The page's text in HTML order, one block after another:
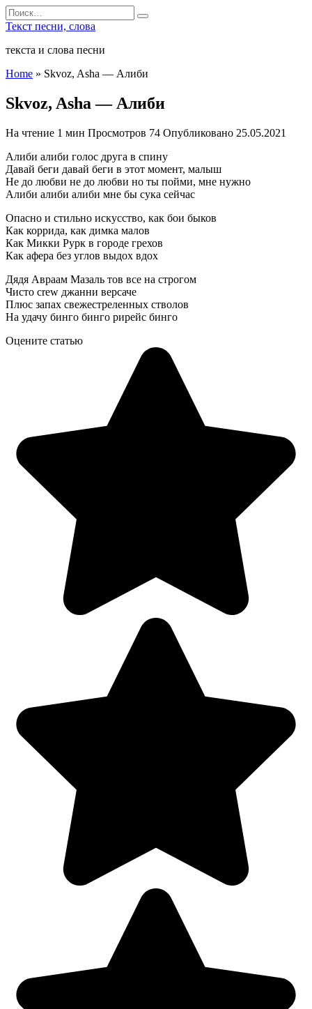
Перейти
к
Search
for:
Текст песни, слова
текста и слова песни
Home » Skvoz, Asha — Алиби
Skvoz, Asha — Алиби
На чтение 1 мин Просмотров 74 Опубликовано 25.05.2021
Алиби алиби голос друга в спину
Давай беги давай беги в этот момент, малыш
Не до любви не до любви но ты пойми, мне нужно
Алиби алиби алиби мне бы сука сейчас
Опасно и стильно искусство, как бои быков
Как коррида, как димка малов
Как Микки Рурк в городе грехов
Как афера без углов выдох вдох
Дядя Авраам Мазаль тов все на строгом
Чисто crew джанни версаче
Плюс запах свежестреленных стволов
На удачу бинго бинго рирейс бинго
Оцените статью